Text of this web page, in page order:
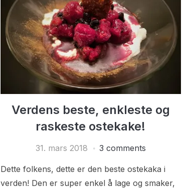
Verdens beste, enkleste og
raskeste ostekake!
31. mars 2018 3 comments
Dette folkens, dette er den beste ostekaka i
verden! Den er super enkel å lage og smaker,